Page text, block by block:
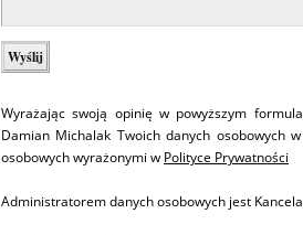
Wyrażając swoją opinię w powyższym
Damian Michalak Twoich danych osobowych
osobowych wyrażonymi w Polityce Prywatności
Administratorem danych osobowych jest